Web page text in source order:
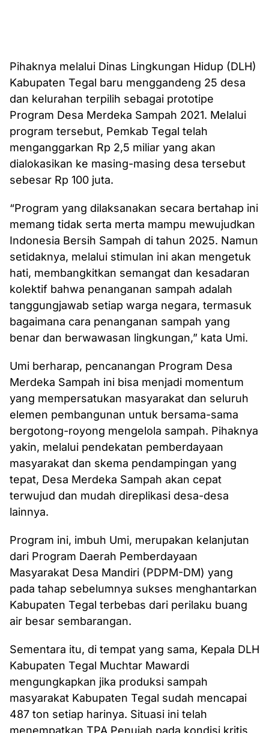
Pihaknya melalui Dinas Lingkungan Hidup (DLH)
Kabupaten Tegal baru menggandeng 25 desa
dan kelurahan terpilih sebagai prototipe
Program Desa Merdeka Sampah 2021. Melalui
program tersebut, Pemkab Tegal telah
menganggarkan Rp 2,5 miliar yang akan
dialokasikan ke masing-masing desa tersebut
sebesar Rp 100 juta.
“Program yang dilaksanakan secara bertahap ini
memang tidak serta merta mampu mewujudkan
Indonesia Bersih Sampah di tahun 2025. Namun
setidaknya, melalui stimulan ini akan mengetuk
hati, membangkitkan semangat dan kesadaran
kolektif bahwa penanganan sampah adalah
tanggungjawab setiap warga negara, termasuk
bagaimana cara penanganan sampah yang
benar dan berwawasan lingkungan,” kata Umi.
Umi berharap, pencanangan Program Desa
Merdeka Sampah ini bisa menjadi momentum
yang mempersatukan masyarakat dan seluruh
elemen pembangunan untuk bersama-sama
bergotong-royong mengelola sampah. Pihaknya
yakin, melalui pendekatan pemberdayaan
masyarakat dan skema pendampingan yang
tepat, Desa Merdeka Sampah akan cepat
terwujud dan mudah direplikasi desa-desa
lainnya.
Program ini, imbuh Umi, merupakan kelanjutan
dari Program Daerah Pemberdayaan
Masyarakat Desa Mandiri (PDPM-DM) yang
pada tahap sebelumnya sukses menghantarkan
Kabupaten Tegal terbebas dari perilaku buang
air besar sembarangan.
Sementara itu, di tempat yang sama, Kepala DLH
Kabupaten Tegal Muchtar Mawardi
mengungkapkan jika produksi sampah
masyarakat Kabupaten Tegal sudah mencapai
487 ton setiap harinya. Situasi ini telah
menempatkan TPA Penujah pada kondisi kritis